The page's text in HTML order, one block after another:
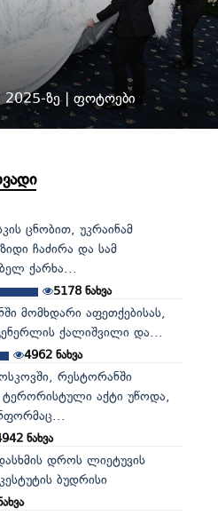
2025-ზე | ფოტოები
ცნობით, უკრაინამ
ჩაძირა და სამ
ქარხა...
5178 ნახვა
მომხდარი აფეთქებისას,
ქალიშვილი და...
4962ნახვა
რესტორანში
ტერორისტული აქტი უწოდა,
ნახვა
დროს ლიეტუვის
ბუდრისი